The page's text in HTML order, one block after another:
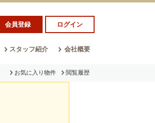
会員登録 ログイン
スタッフ紹介 会社概要
お気に入り物件 閲覧履歴